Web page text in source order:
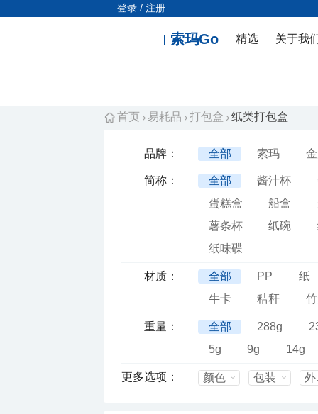
登录 / 注册
索玛Go 精选 关于我
首页 易耗品 打包盒 纸类打包盒
品牌： 全部 索玛
简称： 全部 酱汁杯
蛋糕盒
船盒
薯条杯
纸碗
纸味碟
材质： 全部 PP
纸
牛卡
秸秆
重量： 全部 288g
5g
9g 14g
更多选项： 颜色 包装